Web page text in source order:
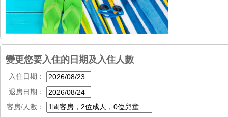
變更您要入住的日期及入住人數
入住日期：
退房日期：
客房/人數：